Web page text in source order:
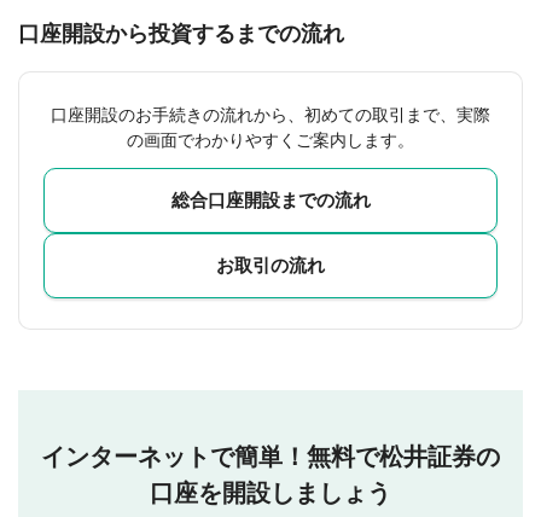
口座開設から投資するまでの流れ
口座開設のお手続きの流れから、初めての取引まで、実際
の画面でわかりやすくご案内します。
総合口座開設までの流れ
お取引の流れ
インターネットで簡単！無料で松井証券の
口座を開設しましょう